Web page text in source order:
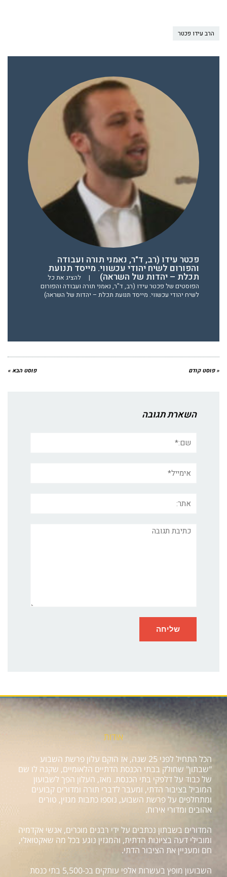
הרב עידו פכטר
פכטר עידו (רב, ד"ר, נאמני תורה ועבודה
והפורום לשיח יהודי עכשווי. מייסד תנועת
תכלת – יהדות של השראה) |
להציג את כל
הפוסטים של פכטר עידו (רב, ד"ר, נאמני תורה ועבודה והפורום
לשיח יהודי עכשווי. מייסד תנועת תכלת – יהדות של השראה)
« פוסט קודם פוסט הבא »
השארת תגובה
תגובה
אודות
הכל התחיל לפני 25 שנה, אז הוקם עלון פרשת השבוע
"שבתון" שחולק בבתי הכנסת הדתיים הלאומיים, שקנה לו שם
של כבוד על דלפקי בתי הכנסת. מאז, העלון הפך לשבועון
המוביל בציבור הדתי, ומעבר לדברי תורה ומדורים קבועים
ומתחלפים על פרשת השבוע, נוספו כתבות מגזין, טורים
אהובים ומדורי אירוח.
המדורים בשבתון נכתבים על ידי רבנים מוכרים, אנשי אקדמיה
ומובילי דעה בציונות הדתית, והמגזין נוגע בכל מה שאקטואלי,
חם ומעניין את הציבור הדתי.
השבועון מופץ בעשרות אלפי עותקים בכ-5,500 בתי כנסת